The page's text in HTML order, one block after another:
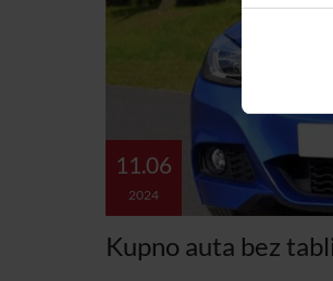
11.06
2024
Kupno auta bez